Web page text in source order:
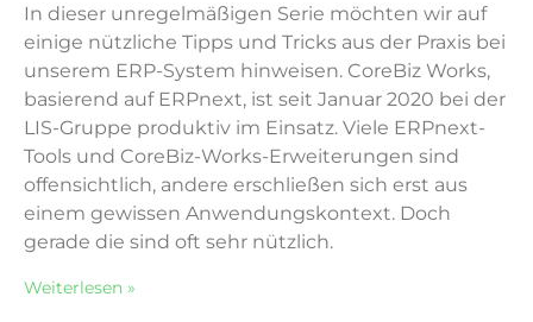
In dieser unregelmäßigen Serie möchten wir auf
einige nützliche Tipps und Tricks aus der Praxis bei
unserem ERP-System hinweisen. CoreBiz Works,
basierend auf ERPnext, ist seit Januar 2020 bei der
LIS-Gruppe produktiv im Einsatz. Viele ERPnext-
Tools und CoreBiz-Works-Erweiterungen sind
offensichtlich, andere erschließen sich erst aus
einem gewissen Anwendungskontext. Doch
gerade die sind oft sehr nützlich.
Weiterlesen »